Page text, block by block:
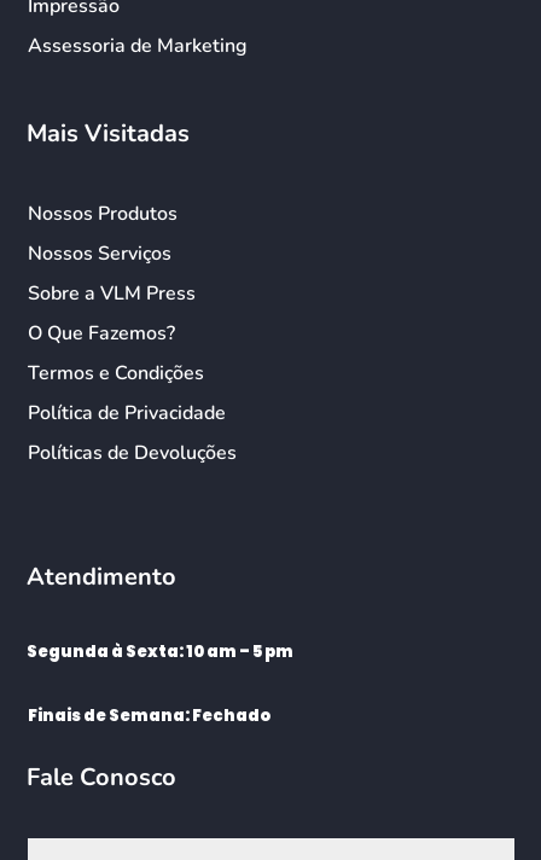
Impressão
Assessoria de Marketing
Mais Visitadas
Nossos Produtos
Nossos Serviços
Sobre a VLM Press
O Que Fazemos?
Termos e Condições
Política de Privacidade
Políticas de Devoluções
Atendimento
Segunda à Sexta: 10 am – 5 pm
Finais de Semana: Fechado
Fale Conosco